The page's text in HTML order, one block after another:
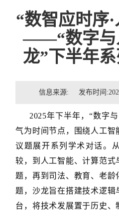
“数智应时序
——“数字与
龙”下半年
信息来源: 发布时间
2025年下半年，“数字
气为时间节点，围绕人工智
议题展开系列学术对话。
较，到人工智能、计算范式
题，再到司法、教育、老龄
题，沙龙旨在搭建技术逻辑
台，将技术发展置于历史、